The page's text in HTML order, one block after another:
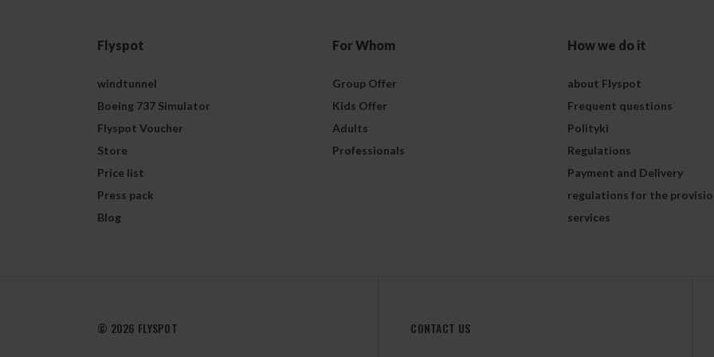
Flyspot
windtunnel
Boeing 737 Simulator
Flyspot Voucher
Store
Price list
Press pack
Blog
For Whom
Group Offer
Kids Offer
Adults
Professionals
How we do it
about Flyspot
Frequent questions
Polityki
Regulations
Payment and Delivery
regulations for the
services
© 2026 FLYSPOT CONTACT US